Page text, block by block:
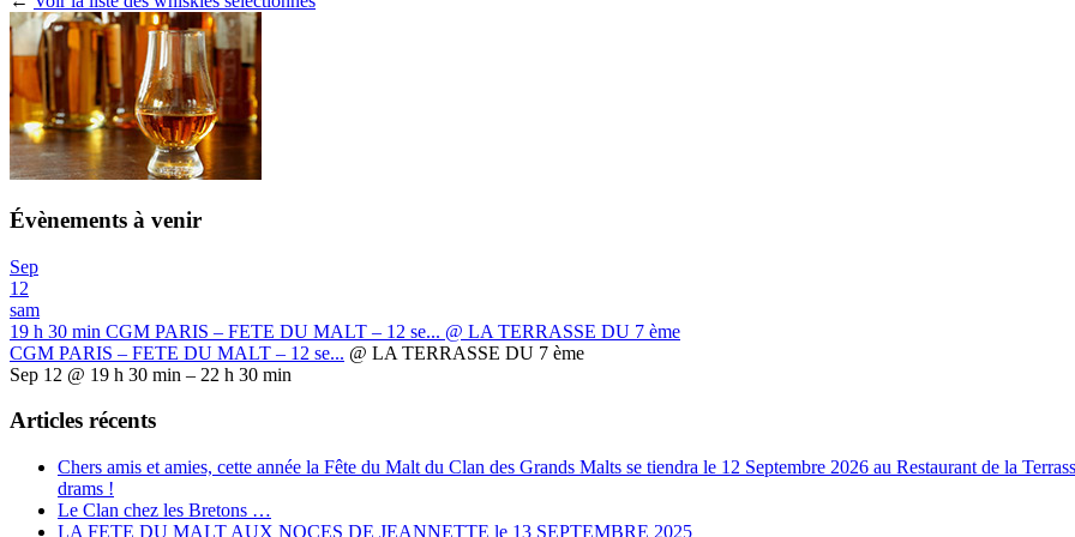
Évènements à venir
Sep
12
sam
19 h 30 min CGM PARIS – FETE DU MALT – 12 se... @ LA TERRASSE DU 7 ème
CGM PARIS – FETE DU MALT – 12 se... @ LA TERRASSE DU 7 ème
Sep 12 @ 19 h 30 min – 22 h 30 min
Articles récents
Chers amis et amies, cette année la Fête du Malt du Clan des Grands Malts se tiendra le 12 Septembre 2026 au Restaurant de la
drams !
Le Clan chez les Bretons …
LA FETE DU MALT AUX NOCES DE JEANNETTE le 13 SEPTEMBRE 2025